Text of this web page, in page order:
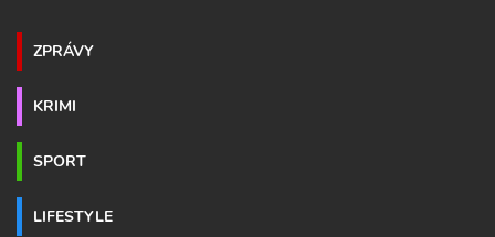
ZPRÁVY
KRIMI
SPORT
LIFESTYLE